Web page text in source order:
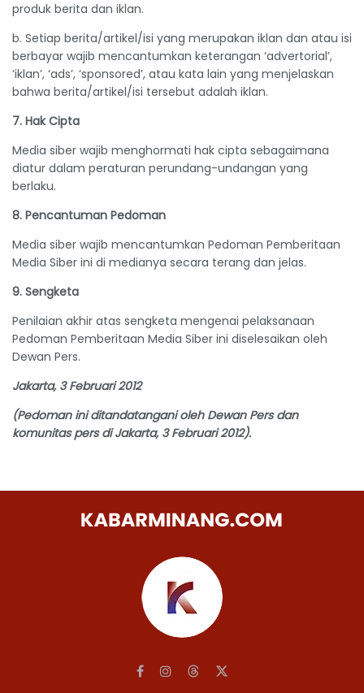
produk berita dan iklan.
b. Setiap berita/artikel/isi yang merupakan iklan dan atau isi
berbayar wajib mencantumkan keterangan ‘advertorial’,
‘iklan’, ‘ads’, ‘sponsored’, atau kata lain yang menjelaskan
bahwa berita/artikel/isi tersebut adalah iklan.
7. Hak Cipta
Media siber wajib menghormati hak cipta sebagaimana
diatur dalam peraturan perundang-undangan yang
berlaku.
8. Pencantuman Pedoman
Media siber wajib mencantumkan Pedoman Pemberitaan
Media Siber ini di medianya secara terang dan jelas.
9. Sengketa
Penilaian akhir atas sengketa mengenai pelaksanaan
Pedoman Pemberitaan Media Siber ini diselesaikan oleh
Dewan Pers.
Jakarta, 3 Februari 2012
(Pedoman ini ditandatangani oleh Dewan Pers dan
komunitas pers di Jakarta, 3 Februari 2012).